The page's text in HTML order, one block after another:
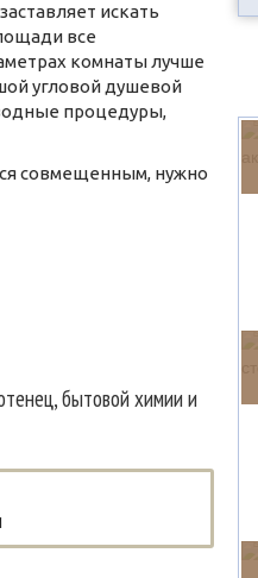
искать
все
комнаты лучше
угловой душевой
процедуры,
совмещенным, нужно
бытовой химии и